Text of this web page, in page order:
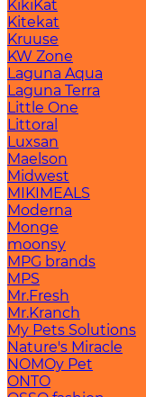
KikiKat
Kitekat
Kruuse
KW Zone
Laguna Aqua
Laguna Terra
Little One
Littoral
Luxsan
Maelson
Midwest
MIKIMEALS
Moderna
Monge
moonsy
MPG brands
MPS
Mr.Fresh
Mr.Kranch
My Pets Solutions
Nature's Miracle
NOMOy Pet
ONTO